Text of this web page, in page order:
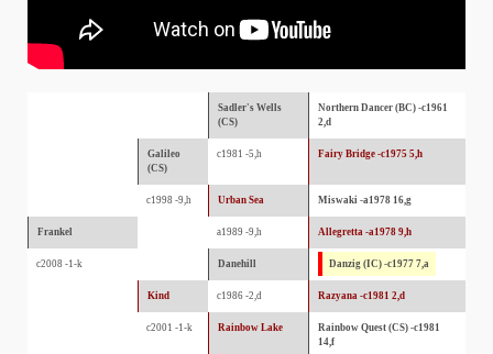
Sadler's Wells
(CS)
Northern Dancer (BC) -c1961
2,d
Galileo
(CS)
c1981 -5,h Fairy Bridge -c1975 5,h
c1998 -9,h Urban Sea Miswaki -a1978 16,g
Frankel a1989 -9,h Allegretta -a1978 9,h
c2008 -1-k Danehill Danzig (IC) -c1977 7,a
Kind c1986 -2,d Razyana -c1981 2,d
c2001 -1-k Rainbow Lake
Rainbow Quest (CS) -c1981
14,f